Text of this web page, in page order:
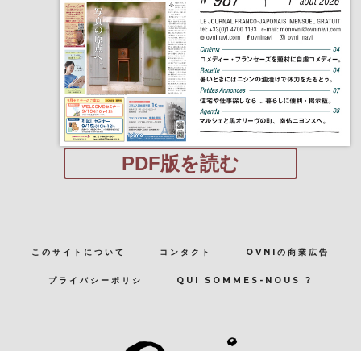
PDF版を読む
このサイトについて コンタクト OVNIの商業広告
プライバシーポリシ QUI SOMMES-NOUS ?